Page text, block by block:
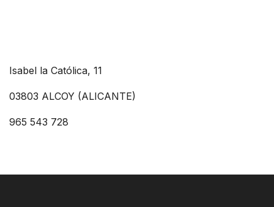
Isabel la Católica, 11
03803 ALCOY (ALICANTE)
965 543 728